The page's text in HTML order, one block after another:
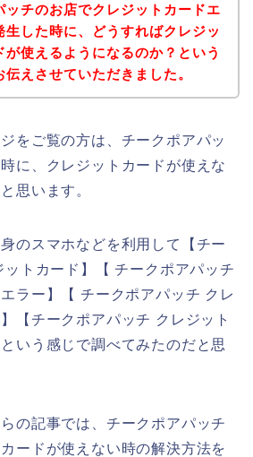
ッチのお店でクレジットカードエ
生した時に、どうすればクレジッ
が使えるようになるのか？という
伝えさせていただきました。
をご覧の方は、チークポアパッ
に、クレジットカードが使えな
思います。
のスマホなどを利用して【チー
ットカード】【 チークポアパッチ
ラー】【 チークポアパッチ クレ
【チークポアパッチ クレジット
いう感じで調べてみたのだと思
の記事では、チークポアパッチ
ードが使えない時の解決方法を